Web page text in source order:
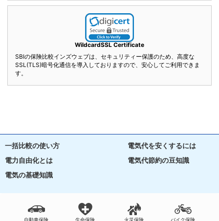
WildcardSSL Certificate
SBIの保険比較インズウェブは、セキュリティー保護のため、高度な
SSL(TLS)暗号化通信を導入しておりますので、安心してご利用できま
す。
一括比較の使い方
電気代を安くするには
電力自由化とは
電気代節約の豆知識
電気の基礎知識
自動車保険 生命保険 火災保険 バイク保険